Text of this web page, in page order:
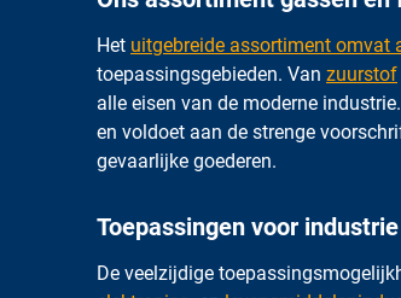
Het uitgebreide assortiment omvat
toepassingsgebieden. Van zuurstof
alle eisen van de moderne
en voldoet aan de strenge
gevaarlijke goederen.
Toepassingen voor
De veelzijdige